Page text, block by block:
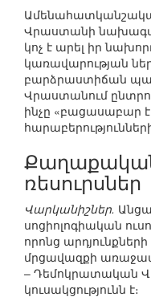
Վրաստանի
կոչ է արել իր
կառավարության
բարձրաստիճան
Վրաստանում
ինչը «բացասաբար
ռեսուրսներ
Վարկանիշներ.
սոցիոլոգիական
որոնց
մրցավազքի
– Դեմոկրատական
կուսակցությունն է։